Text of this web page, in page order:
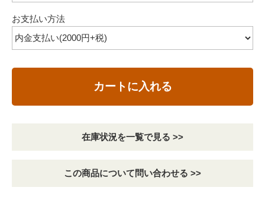
お支払い方法
カートに入れる
在庫状況を一覧で見る >>
この商品について問い合わせる >>